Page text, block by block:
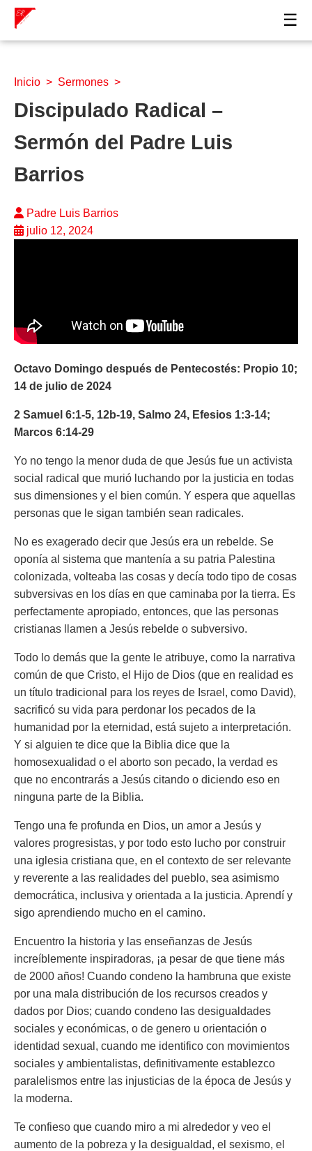
☰
Inicio > Sermones >
Discipulado Radical –
Sermón del Padre Luis
Barrios
Padre Luis Barrios
julio 12, 2024
Octavo Domingo después de Pentecostés: Propio 10;
14 de julio de 2024
2 Samuel 6:1-5, 12b-19, Salmo 24, Efesios 1:3-14;
Marcos 6:14-29
Yo no tengo la menor duda de que Jesús fue un activista
social radical que murió luchando por la justicia en todas
sus dimensiones y el bien común. Y espera que aquellas
personas que le sigan también sean radicales.
No es exagerado decir que Jesús era un rebelde. Se
oponía al sistema que mantenía a su patria Palestina
colonizada, volteaba las cosas y decía todo tipo de cosas
subversivas en los días en que caminaba por la tierra. Es
perfectamente apropiado, entonces, que las personas
cristianas llamen a Jesús rebelde o subversivo.
Todo lo demás que la gente le atribuye, como la narrativa
común de que Cristo, el Hijo de Dios (que en realidad es
un título tradicional para los reyes de Israel, como David),
sacrificó su vida para perdonar los pecados de la
humanidad por la eternidad, está sujeto a interpretación.
Y si alguien te dice que la Biblia dice que la
homosexualidad o el aborto son pecado, la verdad es
que no encontrarás a Jesús citando o diciendo eso en
ninguna parte de la Biblia.
Tengo una fe profunda en Dios, un amor a Jesús y
valores progresistas, y por todo esto lucho por construir
una iglesia cristiana que, en el contexto de ser relevante
y reverente a las realidades del pueblo, sea asimismo
democrática, inclusiva y orientada a la justicia. Aprendí y
sigo aprendiendo mucho en el camino.
Encuentro la historia y las enseñanzas de Jesús
increíblemente inspiradoras, ¡a pesar de que tiene más
de 2000 años! Cuando condeno la hambruna que existe
por una mala distribución de los recursos creados y
dados por Dios; cuando condeno las desigualdades
sociales y económicas, o de genero u orientación o
identidad sexual, cuando me identifico con movimientos
sociales y ambientalistas, definitivamente establezco
paralelismos entre las injusticias de la época de Jesús y
la moderna.
Te confieso que cuando miro a mi alrededor y veo el
aumento de la pobreza y la desigualdad, el sexismo, el